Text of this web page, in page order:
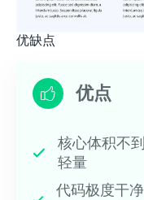
优缺点
优点
核心体积不
轻量
代码极度干